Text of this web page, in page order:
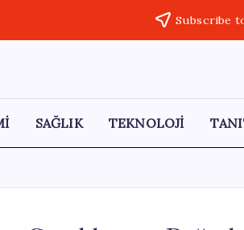
Subscribe
SAĞLIK TEKNOLOJİ